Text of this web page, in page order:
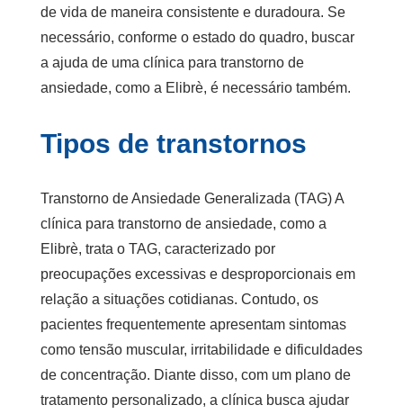
de vida de maneira consistente e duradoura. Se
necessário, conforme o estado do quadro, buscar
a ajuda de uma clínica para transtorno de
ansiedade, como a Elibrè, é necessário também.
Tipos de transtornos
Transtorno de Ansiedade Generalizada (TAG) A
clínica para transtorno de ansiedade, como a
Elibrè, trata o TAG, caracterizado por
preocupações excessivas e desproporcionais em
relação a situações cotidianas. Contudo, os
pacientes frequentemente apresentam sintomas
como tensão muscular, irritabilidade e dificuldades
de concentração. Diante disso, com um plano de
tratamento personalizado, a clínica busca ajudar